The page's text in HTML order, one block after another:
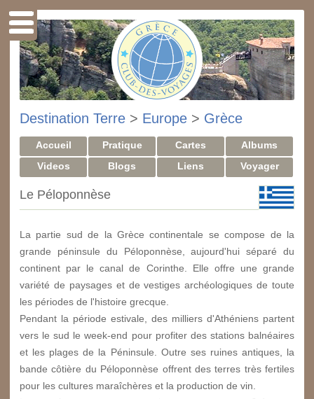
Destination Terre > Europe > Grèce
Accueil Pratique Cartes
Albums
Videos
Blogs Liens Voyager
Le Péloponnèse
La partie sud de la Grèce continentale se compose de la
grande péninsule du Péloponnèse, aujourd'hui séparé du
continent par le canal de Corinthe. Elle offre une grande
variété de paysages et de vestiges archéologiques de toute
les périodes de l'histoire grecque.
Pendant la période estivale, des milliers d'Athéniens partent
vers le sud le week-end pour profiter des stations balnéaires
et les plages de la Péninsule. Outre ses ruines antiques, la
bande côtière du Péloponnèse offrent des terres très fertiles
pour les cultures maraîchères et la production de vin.